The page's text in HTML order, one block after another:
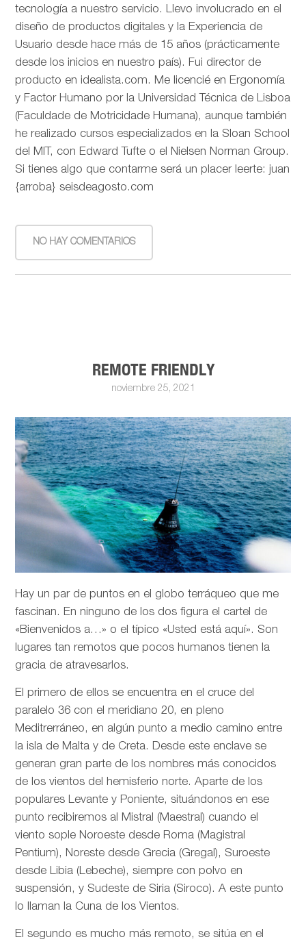
tecnología a nuestro servicio. Llevo involucrado en el
diseño de productos digitales y la Experiencia de
Usuario desde hace más de 15 años (prácticamente
desde los inicios en nuestro país). Fui director de
producto en idealista.com. Me licencié en Ergonomía
y Factor Humano por la Universidad Técnica de Lisboa
(Faculdade de Motricidade Humana), aunque también
he realizado cursos especializados en la Sloan School
del MIT, con Edward Tufte o el Nielsen Norman Group.
Si tienes algo que contarme será un placer leerte: juan
{arroba} seisdeagosto.com
NO HAY COMENTARIOS
REMOTE FRIENDLY
noviembre 25, 2021
Hay un par de puntos en el globo terráqueo que me
fascinan. En ninguno de los dos figura el cartel de
«Bienvenidos a…» o el típico «Usted está aquí». Son
lugares tan remotos que pocos humanos tienen la
gracia de atravesarlos.
El primero de ellos se encuentra en el cruce del
paralelo 36 con el meridiano 20, en pleno
Meditrerráneo, en algún punto a medio camino entre
la isla de Malta y de Creta. Desde este enclave se
generan gran parte de los nombres más conocidos
de los vientos del hemisferio norte. Aparte de los
populares Levante y Poniente, situándonos en ese
punto recibiremos al Mistral (Maestral) cuando el
viento sople Noroeste desde Roma (Magistral
Pentium), Noreste desde Grecia (Gregal), Suroeste
desde Libia (Lebeche), siempre con polvo en
suspensión, y Sudeste de Siria (Siroco). A este punto
lo llaman la Cuna de los Vientos.
El segundo es mucho más remoto, se sitúa en el